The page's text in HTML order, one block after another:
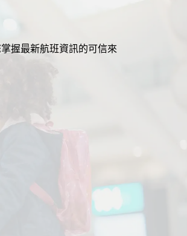
握最新航班資訊的可信來